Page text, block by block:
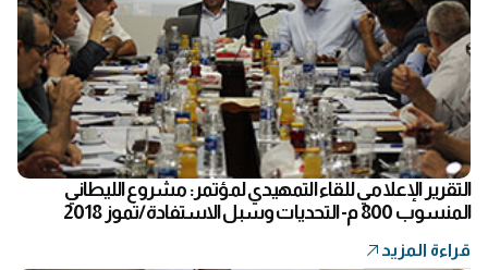
التقرير الإعلامي للقاء التمهيدي لمؤتمر: مشروع الليطاني
المنسوب 800 م- التحديات وسبل الاستفادة/تموز 2018
قراءة المزيد